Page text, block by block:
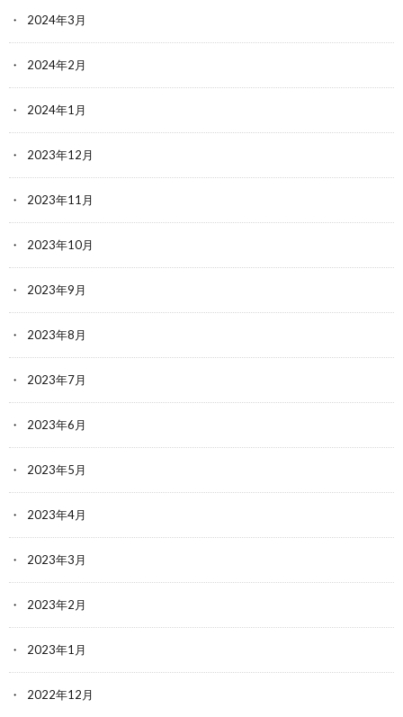
2024年3月
2024年2月
2024年1月
2023年12月
2023年11月
2023年10月
2023年9月
2023年8月
2023年7月
2023年6月
2023年5月
2023年4月
2023年3月
2023年2月
2023年1月
2022年12月